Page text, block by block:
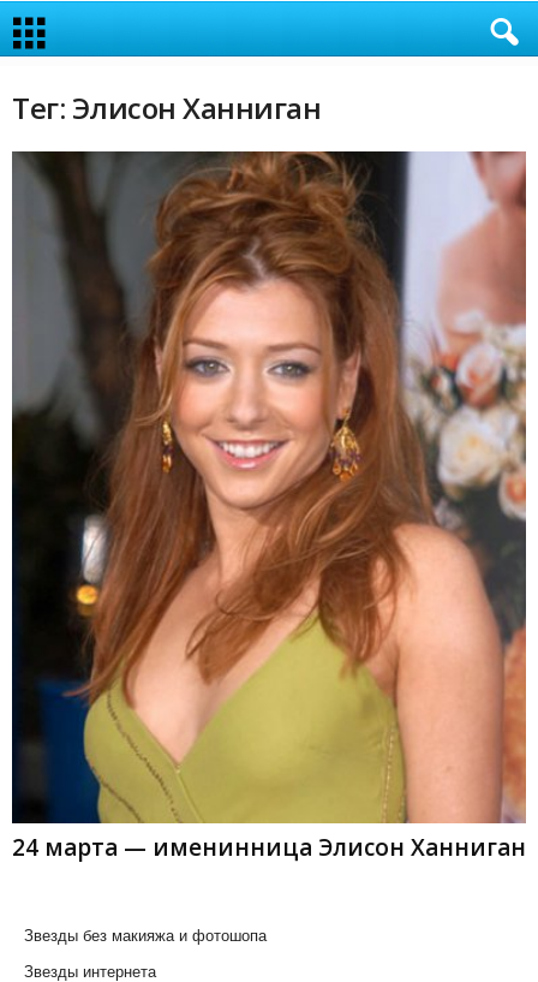
Тег: Элисон Ханниган
24 марта — именинница Элисон Ханниган
Звезды без макияжа и фотошопа
Звезды интернета